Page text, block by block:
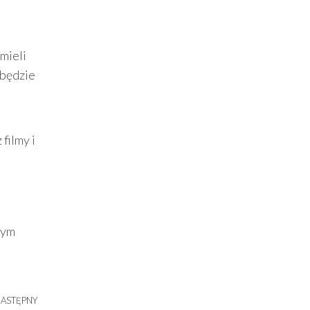
filmy i
Następny